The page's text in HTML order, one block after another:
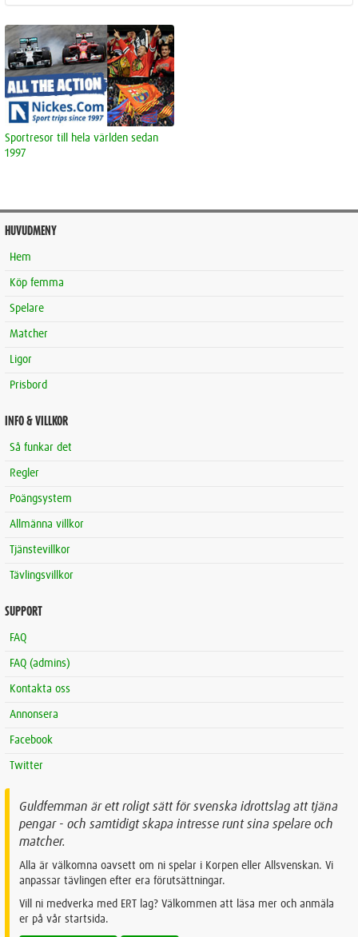
Sportresor till hela världen sedan
1997
HUVUDMENY
Hem
Köp femma
Spelare
Matcher
Ligor
Prisbord
INFO & VILLKOR
Så funkar det
Regler
Poängsystem
Allmänna villkor
Tjänstevillkor
Tävlingsvillkor
SUPPORT
FAQ
FAQ (admins)
Kontakta oss
Annonsera
Facebook
Twitter
Guldfemman är ett roligt sätt för svenska idrottslag att tjäna
pengar - och samtidigt skapa intresse runt sina spelare och
matcher.
Alla är välkomna oavsett om ni spelar i Korpen eller Allsvenskan. Vi
anpassar tävlingen efter era förutsättningar.
Vill ni medverka med ERT lag? Välkommen att läsa mer och anmäla
er på vår startsida.